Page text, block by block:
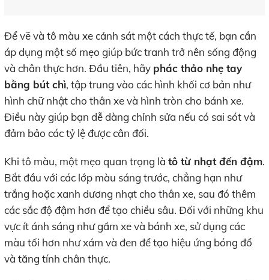
Để vẽ và tô màu xe cảnh sát một cách thực tế, bạn cần
áp dụng một số mẹo giúp bức tranh trở nên sống động
và chân thực hơn. Đầu tiên, hãy phác thảo nhẹ tay
bằng bút chì, tập trung vào các hình khối cơ bản như
hình chữ nhật cho thân xe và hình tròn cho bánh xe.
Điều này giúp bạn dễ dàng chỉnh sửa nếu có sai sót và
đảm bảo các tỷ lệ được cân đối.
Khi tô màu, một mẹo quan trọng là tô từ nhạt đến đậm.
Bắt đầu với các lớp màu sáng trước, chẳng hạn như
trắng hoặc xanh dương nhạt cho thân xe, sau đó thêm
các sắc độ đậm hơn để tạo chiều sâu. Đối với những khu
vực ít ánh sáng như gầm xe và bánh xe, sử dụng các
màu tối hơn như xám và đen để tạo hiệu ứng bóng đổ
và tăng tính chân thực.